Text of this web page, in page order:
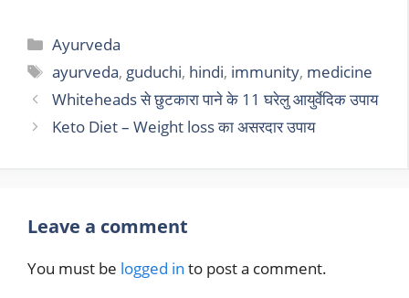
Ayurveda
ayurveda, guduchi, hindi, immunity, medicine
Whiteheads से छुटकारा पाने के 11 घरेलु आयुर्वेदिक उपाय
Keto Diet – Weight loss का असरदार उपाय
Leave a comment
You must be logged in to post a comment.